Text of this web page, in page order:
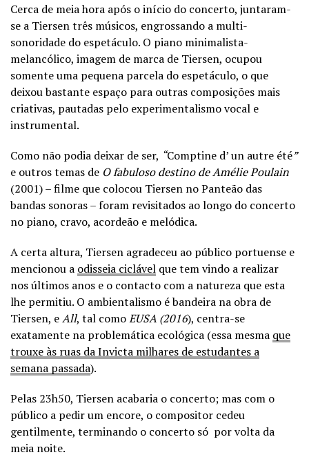
Cerca de meia hora após o início do concerto, juntaram-
se a Tiersen três músicos, engrossando a multi-
sonoridade do espetáculo. O piano minimalista-
melancólico, imagem de marca de Tiersen, ocupou
somente uma pequena parcela do espetáculo, o que
deixou bastante espaço para outras composições mais
criativas, pautadas pelo experimentalismo vocal e
instrumental.
Como não podia deixar de ser, “Comptine d’ un autre été”
e outros temas de O fabuloso destino de Amélie Poulain
(2001) – filme que colocou Tiersen no Panteão das
bandas sonoras – foram revisitados ao longo do concerto
no piano, cravo, acordeão e melódica.
A certa altura, Tiersen agradeceu ao público portuense e
mencionou a odisseia ciclável que tem vindo a realizar
nos últimos anos e o contacto com a natureza que esta
lhe permitiu. O ambientalismo é bandeira na obra de
Tiersen, eAll, tal comoEUSA (2016), centra-se
exatamente na problemática ecológica (essa mesma que
trouxe às ruas da Invicta milhares de estudantes a
semana passada).
Pelas 23h50, Tiersen acabaria o concerto; mas com o
público a pedir um encore, o compositor cedeu
gentilmente, terminando o concerto só por volta da
meia noite.